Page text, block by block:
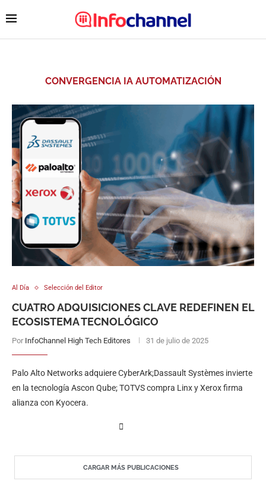
CONVERGENCIA IA AUTOMATIZACIÓN
Al Día Selección del Editor
CUATRO ADQUISICIONES CLAVE REDEFINEN EL
ECOSISTEMA TECNOLÓGICO
Por InfoChannel High Tech Editores 31 de julio de 2025
Palo Alto Networks adquiere CyberArk;Dassault Systèmes invierte
en la tecnología Ascon Qube; TOTVS compra Linx y Xerox firma
alianza con Kyocera.
CARGAR MÁS PUBLICACIONES